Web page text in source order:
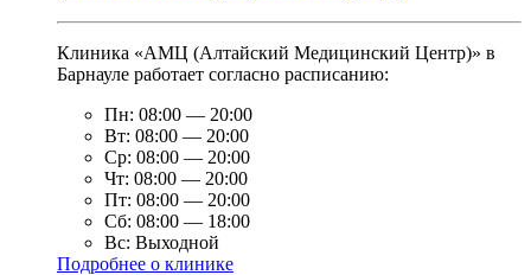
Клиника «АМЦ (Алтайский Медицинский Центр)» в
Барнауле работает согласно расписанию:
Пн: 08:00 — 20:00
Вт: 08:00 — 20:00
Ср: 08:00 — 20:00
Чт: 08:00 — 20:00
Пт: 08:00 — 20:00
Сб: 08:00 — 18:00
Вс: Выходной
Подробнее о клинике